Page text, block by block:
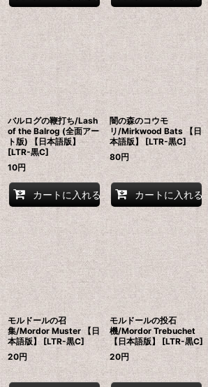
バルログの鞭打ち/Lash
of the Balrog (全面アー
ト版) 【日本語版】
[LTR-黒C]
10円
カートに入れる
闇の森のコウモ
リ/Mirkwood Bats 【日
本語版】 [LTR-黒C]
80円
カートに入れる
モルドールの召
集/Mordor Muster 【日
本語版】 [LTR-黒C]
20円
モルドールの投石
機/Mordor Trebuchet
【日本語版】 [LTR-黒C]
20円